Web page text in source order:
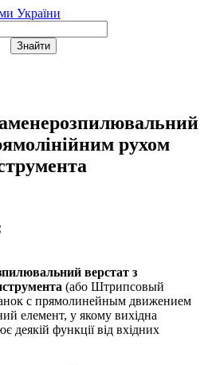
України
рухом
верстат з
(або Штрипсовый
с прямолинейным движением
елемент, у якому вихідна
деякій функції від вхідних